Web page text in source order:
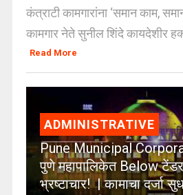
कंत्राटी कामगारांना ‘समान काम,
कामगार नेते सुनील शिंदे कायदेशीर
Read More
ADMINISTRATIVE
Pune Municipal
पुणे महापालिकेत Below
भ्रष्टाचार! | कामाचा दर्जा